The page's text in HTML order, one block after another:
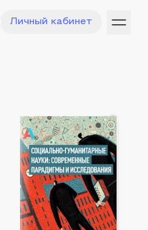
Личный кабинет